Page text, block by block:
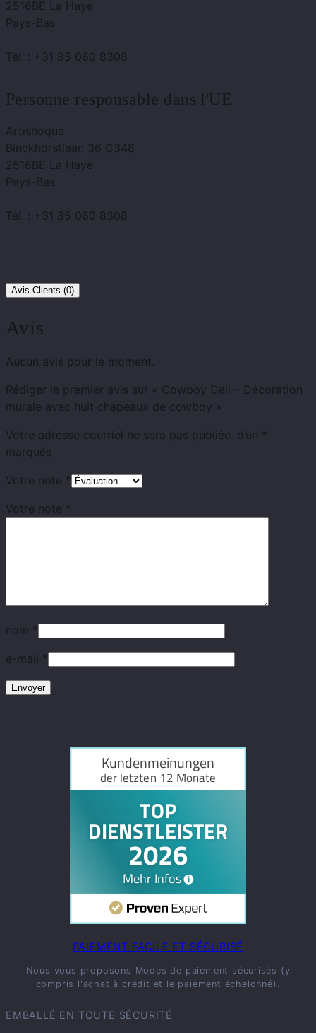
2516BE La Haye
Pays-Bas
Tél. : +31 85 060 8308
Personne responsable dans l'UE
Artishoque
Binckhorstlaan 36 C348
2516BE La Haye
Pays-Bas
Tél. : +31 85 060 8308
Avis Clients (0)
Avis
Aucun avis pour le moment.
Rédiger le premier avis sur « Cowboy Deli – Décoration
murale avec huit chapeaux de cowboy »
Votre adresse courriel ne sera pas publiée. d’un *.
marqués
Votre note *
Votre note *
nom *
e-mail *
PAIEMENT FACILE ET SÉCURISÉ
Nous vous proposons Modes de paiement sécurisés (y
compris l'achat à crédit et le paiement échelonné).
EMBALLÉ EN TOUTE SÉCURITÉ